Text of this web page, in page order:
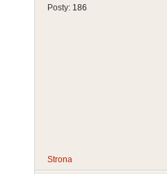
Posty: 186
Strona